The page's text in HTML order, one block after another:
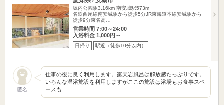
堀内公園駅3.16km 南安城駅573m
名鉄西尾線南安城駅から徒歩5分JR東海道本線安城駅から
徒歩9分東名高…
営業時間 7:00～24:00
入浴料金 1,000円～
日帰り 駅近（徒歩10分以内）
匿名
仕事の後に良く利用します。露天岩風呂は解放感たっぷりです。
いろんな温浴施設を利用しますがここの施設は浴場もお食事スペ
ースも…